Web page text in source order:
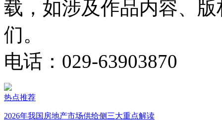
载，如涉及作品内容、
们。
电话：029-63903870
热点推荐
2026年我国房地产市场供给侧三大重点解读